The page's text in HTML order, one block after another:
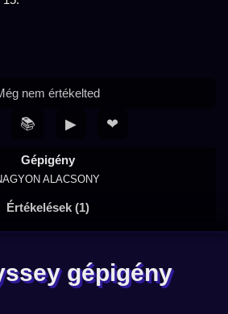
Gépigény
ALACSONY
Értékelések (1)
nem értékelted
📚 ▶ ❤
gépigény